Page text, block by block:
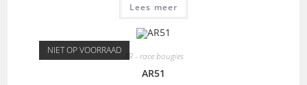
Lees meer
NIET OP VOORRAAD AR - race bougies
AR51